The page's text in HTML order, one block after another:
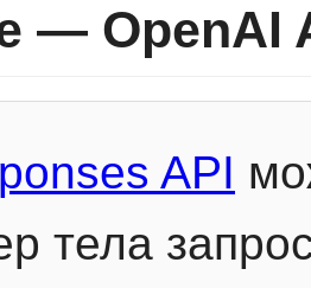
— OpenAI
API
тела